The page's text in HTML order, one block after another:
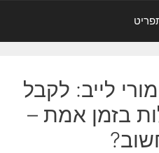
לייב: לקבל
בזמן אמת –